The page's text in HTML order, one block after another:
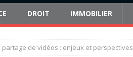
DROIT IMMOBILIER
de vidéos : enjeux et perspectives